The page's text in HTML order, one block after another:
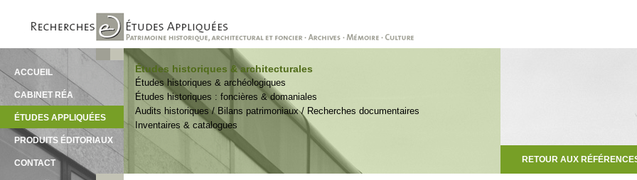
Études historiques & architecturales
Études historiques & archéologiques
Études historiques : foncières & domaniales
Audits historiques / Bilans patrimoniaux / Recherches documentaires
Inventaires & catalogues
RETOUR AUX
ACCUEIL
CABINET RÉA
ÉTUDES APPLIQUÉES
PRODUITS ÉDITORIAUX
CONTACT